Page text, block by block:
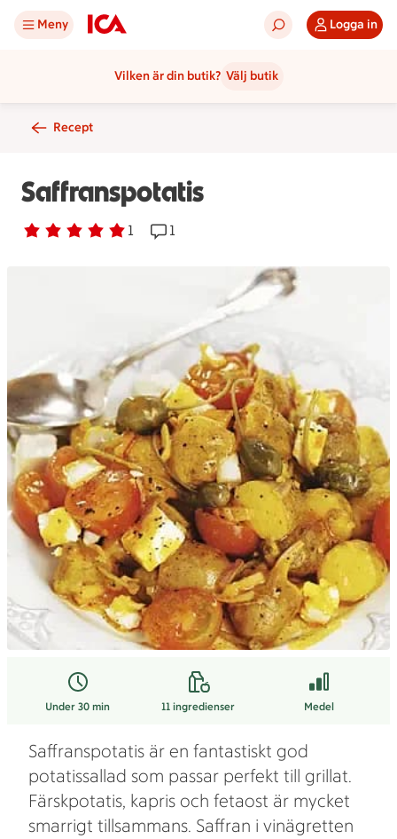
Meny Logga in
Vilken är din butik? Välj butik
Recept
Saffranspotatis
Betyg 5 av 5. 1
1 personer har röstatReceptet har 1 kommentarer
1
Under 30 min 11ingredienser Medel
Saffranspotatis är en fantastiskt god
potatissallad som passar perfekt till grillat.
Färskpotatis, kapris och fetaost är mycket
smarrigt tillsammans. Saffran i vinägretten